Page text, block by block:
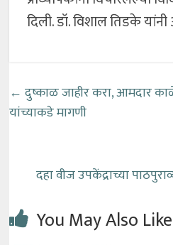
दिली. डॉ. विशाल तिडके
← दुष्काळ जाहीर करा, आमदार
यांच्याकडे मागणी
दहा वीज उपकेंद्राच्या
You May Also Like